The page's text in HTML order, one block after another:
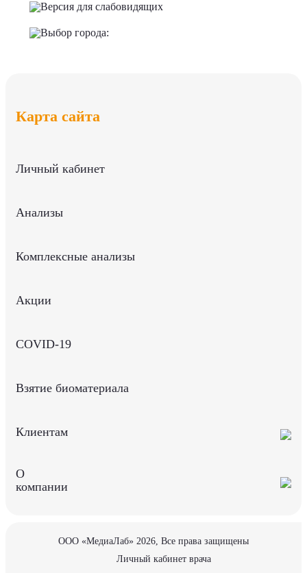
Версия для слабовидящих
Выбор города:
Карта сайта
Личный кабинет
Анализы
Комплексные анализы
Акции
COVID-19
Взятие биоматериала
Клиентам
О
компании
ООО «МедиаЛаб» 2026, Все права защищены
Личный кабинет врача